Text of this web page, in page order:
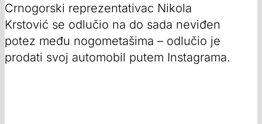
Crnogorski reprezentativac Nikola
Krstović se odlučio na do sada neviđen
potez među nogometašima – odlučio je
prodati svoj automobil putem Instagrama.